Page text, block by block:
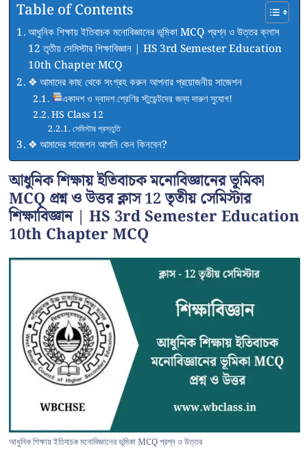
Table of Contents
আধুনিক শিক্ষায় ইতিবাচক মনোবিজ্ঞানের ভূমিকা MCQ প্রশ্ন ও উত্তর ক্লাস
12 তৃতীয় সেমিস্টার শিক্ষাবিজ্ঞান | HS 3rd Semester Education
10th Chapter MCQ
❖ আমাদের কাছ থেকে সংগ্রহ করুন আপনার প্রয়োজনীয় সাজেশন
একাদশ ও দ্বাদশ শ্রেণির স্টুডেন্টদের জন্য দারুণ সুযোগ!
HS Class 12
সেমিস্টার প্রস্তুতি
❖ আমাদের সাজেশন আপনি কেন কিনবেন?
আধুনিক শিক্ষায় ইতিবাচক মনোবিজ্ঞানের ভূমিকা
MCQ প্রশ্ন ও উত্তর ক্লাস 12 তৃতীয় সেমিস্টার
শিক্ষাবিজ্ঞান | HS 3rd Semester Education
10th Chapter MCQ
আধুনিক শিক্ষায় ইতিবাচক মনোবিজ্ঞানের ভূমিকা MCQ প্রশ্ন ও উত্তর